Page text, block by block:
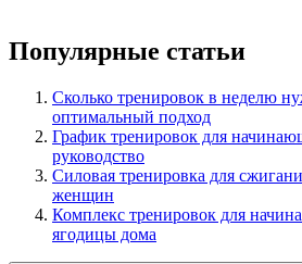
Популярные статьи
Сколько тренировок в неделю
оптимальный подход
График тренировок для
руководство
Силовая тренировка для
женщин
Комплекс тренировок для
ягодицы дома